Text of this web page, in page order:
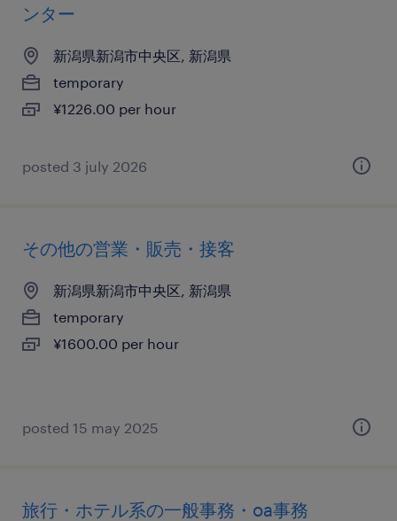
ンター
新潟県新潟市中央区, 新潟県
temporary
¥1226.00 per hour
posted 3 july 2026
その他の営業・販売・接客
新潟県新潟市中央区, 新潟県
temporary
¥1600.00 per hour
posted 15 may 2025
旅行・ホテル系の一般事務・oa事務